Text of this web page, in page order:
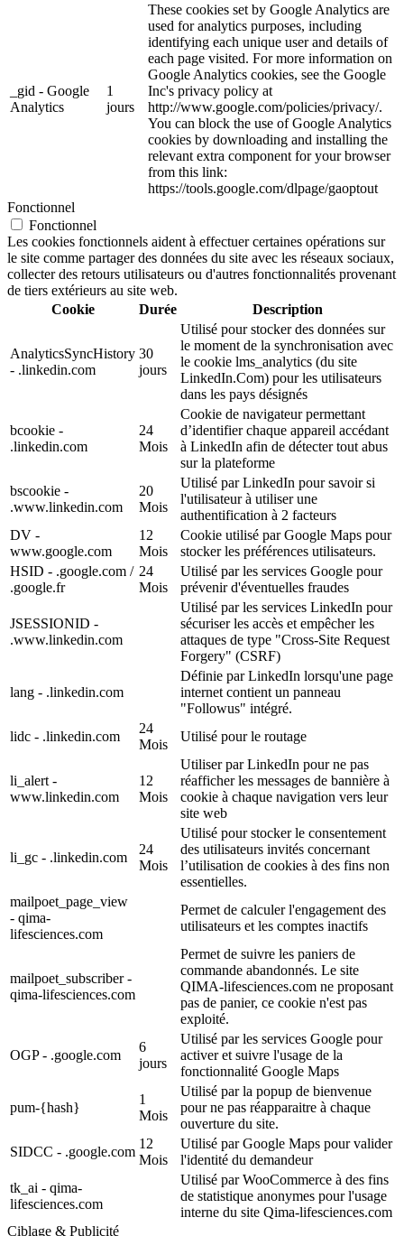
_gid - Google
Analytics
1
jours
These cookies set by Google Analytics are
used for analytics purposes, including
identifying each unique user and details of
each page visited. For more information on
Google Analytics cookies, see the Google
Inc's privacy policy at
http://www.google.com/policies/privacy/.
You can block the use of Google Analytics
cookies by downloading and installing the
relevant extra component for your browser
from this link:
https://tools.google.com/dlpage/gaoptout
Fonctionnel
Fonctionnel
Les cookies fonctionnels aident à effectuer certaines opérations sur
le site comme partager des données du site avec les réseaux sociaux,
collecter des retours utilisateurs ou d'autres fonctionnalités provenant
de tiers extérieurs au site web.
Cookie
Durée Description
AnalyticsSyncHistory
- .linkedin.com
30
jours
Utilisé pour stocker des données sur
le moment de la synchronisation avec
le cookie lms_analytics (du site
LinkedIn.Com) pour les utilisateurs
dans les pays désignés
bcookie -
.linkedin.com
24
Mois
Cookie de navigateur permettant
d’identifier chaque appareil accédant
à LinkedIn afin de détecter tout abus
sur la plateforme
bscookie -
.www.linkedin.com
20
Mois
Utilisé par LinkedIn pour savoir si
l'utilisateur à utiliser une
authentification à 2 facteurs
DV -
www.google.com
12
Mois
Cookie utilisé par Google Maps pour
stocker les préférences utilisateurs.
HSID - .google.com /
.google.fr
24
Mois
Utilisé par les services Google pour
prévenir d'éventuelles fraudes
JSESSIONID -
.www.linkedin.com
Utilisé par les services LinkedIn pour
sécuriser les accès et empêcher les
attaques de type "Cross-Site Request
Forgery" (CSRF)
lang - .linkedin.com
Définie par LinkedIn lorsqu'une page
internet contient un panneau
"Followus" intégré.
lidc - .linkedin.com
24
Mois
Utilisé pour le routage
li_alert -
www.linkedin.com
12
Mois
Utiliser par LinkedIn pour ne pas
réafficher les messages de bannière à
cookie à chaque navigation vers leur
site web
li_gc - .linkedin.com
24
Mois
Utilisé pour stocker le consentement
des utilisateurs invités concernant
l’utilisation de cookies à des fins non
essentielles.
mailpoet_page_view
- qima-
lifesciences.com
Permet de calculer l'engagement des
utilisateurs et les comptes inactifs
mailpoet_subscriber -
qima-lifesciences.com
Permet de suivre les paniers de
commande abandonnés. Le site
QIMA-lifesciences.com ne proposant
pas de panier, ce cookie n'est pas
exploité.
OGP - .google.com
6
jours
Utilisé par les services Google pour
activer et suivre l'usage de la
fonctionnalité Google Maps
pum-{hash}
1
Mois
Utilisé par la popup de bienvenue
pour ne pas réapparaitre à chaque
ouverture du site.
SIDCC - .google.com
12
Mois
Utilisé par Google Maps pour valider
l'identité du demandeur
tk_ai - qima-
lifesciences.com
Utilisé par WooCommerce à des fins
de statistique anonymes pour l'usage
interne du site Qima-lifesciences.com
Ciblage & Publicité